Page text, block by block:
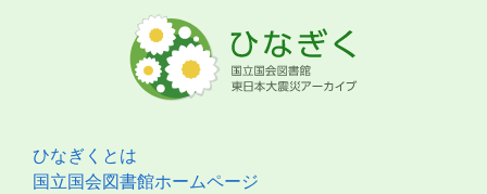
ひなぎくとは
国立国会図書館ホームページ